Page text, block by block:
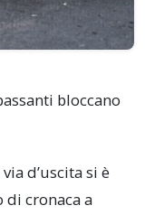
bloccano
d’uscita si è
cronaca a